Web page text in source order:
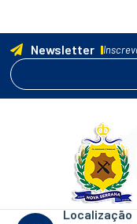
Newsletter
Localização